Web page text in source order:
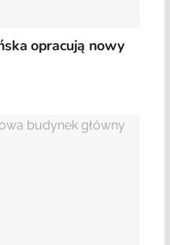
opracują nowy